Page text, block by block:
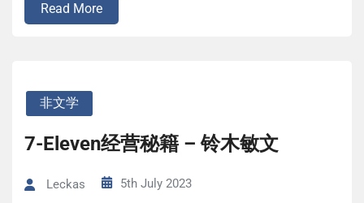
Read More
非文学
7-Eleven经营秘籍 – 铃木敏文
Leckas 5th July 2023